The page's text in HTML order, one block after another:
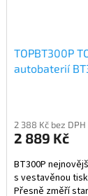
TOPBT300P
autobaterií
produktu
je
z
5
hvězdiček.
2 388 Kč bez DPH
2 889 Kč
BT300P
s vestavěnou
Přesně změří